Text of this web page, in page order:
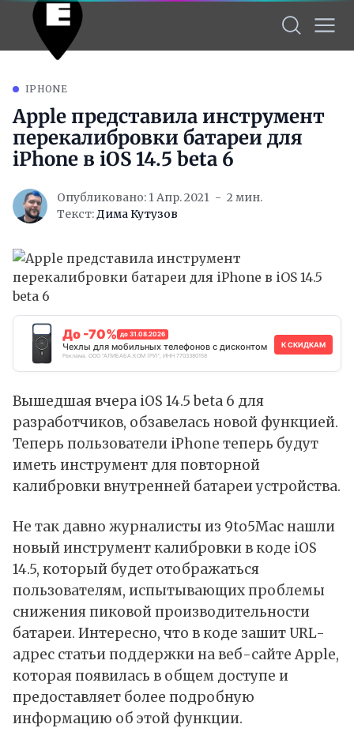
IPHONE
Apple представила инструмент
перекалибровки батареи для
iPhone в iOS 14.5 beta 6
Опубликовано: 1 Апр. 2021
2 мин.
Текст:Дима Кутузов
До -70% до 31.08.2026
Чехлы для мобильных телефонов с дисконтом
Реклама. ООО "АЛИБАБА.КОМ (РУ)", ИНН 7703380158
К СКИДКАМ
Вышедшаявчера iOS 14.5 beta 6 для
разработчиков, обзавелась новой функцией.
Теперь пользователи iPhone теперь будут
иметь инструмент для повторной
калибровки внутренней батареи устройства.
Не так давно журналисты из 9to5Mac нашли
новый инструмент калибровки в коде iOS
14.5, который будет отображаться
пользователям, испытывающих проблемы
снижения пиковой производительности
батареи. Интересно, что в коде зашит URL-
адрес статьиподдержки на веб-сайте Apple,
которая появилась в общем доступе и
предоставляет более подробную
информацию об этой функции.